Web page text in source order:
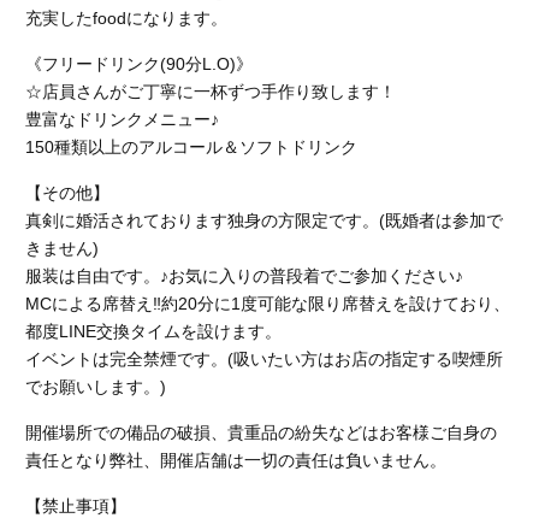
充実したfoodになります。
《フリードリンク(90分L.O)》
☆店員さんがご丁寧に一杯ずつ手作り致します！
豊富なドリンクメニュー♪
150種類以上のアルコール＆ソフトドリンク
【その他】
真剣に婚活されております独身の方限定です。(既婚者は参加で
きません)
服装は自由です。♪お気に入りの普段着でご参加ください♪
MCによる席替え‼︎約20分に1度可能な限り席替えを設けており、
都度LINE交換タイムを設けます。
イベントは完全禁煙です。(吸いたい方はお店の指定する喫煙所
でお願いします。)
開催場所での備品の破損、貴重品の紛失などはお客様ご自身の
責任となり弊社、開催店舗は一切の責任は負いません。
【禁止事項】